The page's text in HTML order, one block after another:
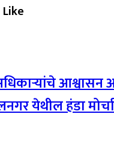
येथील हंडा